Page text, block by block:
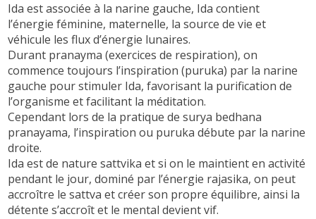
Ida est associée à la narine gauche, Ida contient
l’énergie féminine, maternelle, la source de vie et
véhicule les flux d’énergie lunaires.
Durant pranayma (exercices de respiration), on
commence toujours l’inspiration (puruka) par la narine
gauche pour stimuler Ida, favorisant la purification de
l’organisme et facilitant la méditation.
Cependant lors de la pratique de surya bedhana
pranayama, l’inspiration ou puruka débute par la narine
droite.
Ida est de nature sattvika et si on le maintient en activité
pendant le jour, dominé par l’énergie rajasika, on peut
accroître le sattva et créer son propre équilibre, ainsi la
détente s’accroît et le mental devient vif.